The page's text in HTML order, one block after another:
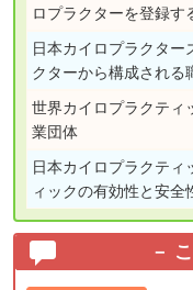
ロプラクターを登録す
日本カイロプラクター
クターから構成される
世界カイロプラクティ
業団体
日本カイロプラクティ
ィックの有効性と安全